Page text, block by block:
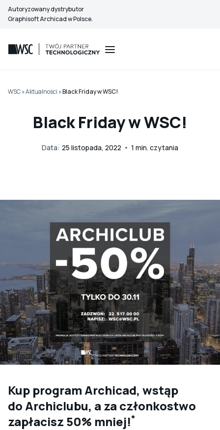
Przejdź
do
Autoryzowany dystrybutor
Graphisoft Archicad w Polsce.
WSC»Aktualności »Black Friday w WSC!
Black Friday w WSC!
Data: 25 listopada, 2022 1 min. czytania
Kup program Archicad, wstąp
do Archiclubu, a za członkostwo
zapłacisz 50% mniej!*